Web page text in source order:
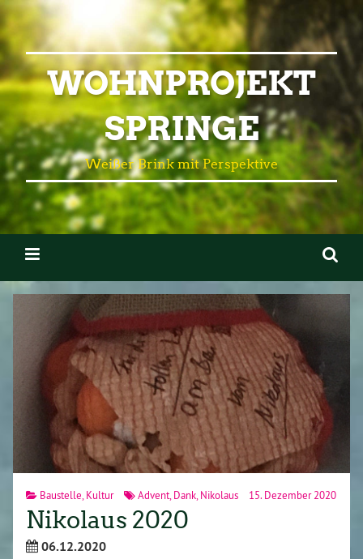
WOHNPROJEKT
SPRINGE
Weißer Brink mit Perspektive
Baustelle Kultur Advent Dank Nikolaus 15. Dezember 2020
Nikolaus 2020
06.12.2020